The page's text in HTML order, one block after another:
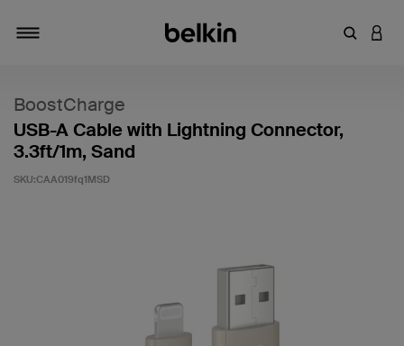
キーワアカ
BoostCharge
USB-A Cable with Lightning Connector,
3.3ft/1m, Sand
SKU:CAA019fq1MSD